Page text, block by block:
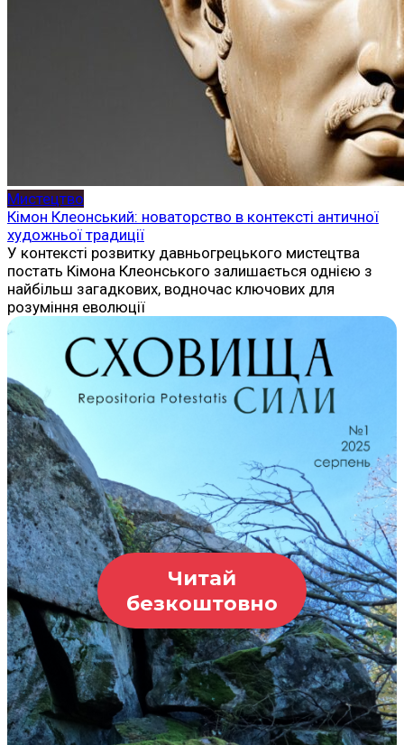
Мистецтво
Кімон Клеонський: новаторство в контексті античної
художньої традиції
У контексті розвитку давньогрецького мистецтва
постать Кімона Клеонського залишається однією з
найбільш загадкових, водночас ключових для
розуміння еволюції
Читай
безкоштовно